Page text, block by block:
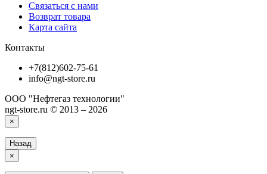
Связаться с нами
Возврат товара
Карта сайта
Контакты
+7(812)602-75-61
info@ngt-store.ru
ООО "Нефтегаз технологии"
ngt-store.ru © 2013 – 2026
×
Назад
×